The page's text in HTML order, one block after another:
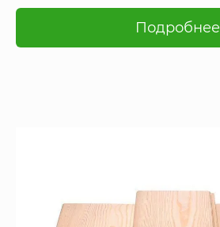
Подробнее